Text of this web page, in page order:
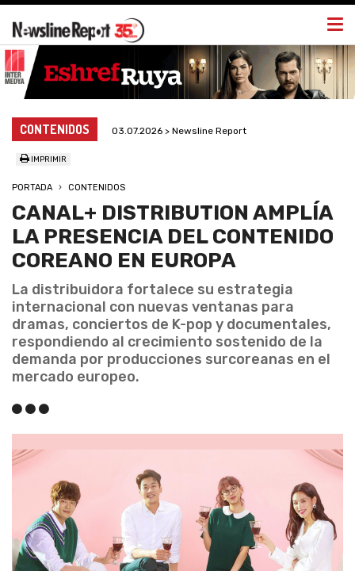
CONTENIDOS 03.07.2026 > Newsline Report
IMPRIMIR
PORTADA CONTENIDOS
CANAL+ DISTRIBUTION AMPLÍA
LA PRESENCIA DEL CONTENIDO
COREANO EN EUROPA
La distribuidora fortalece su estrategia
internacional con nuevas ventanas para
dramas, conciertos de K-pop y documentales,
respondiendo al crecimiento sostenido de la
demanda por producciones surcoreanas en el
mercado europeo.